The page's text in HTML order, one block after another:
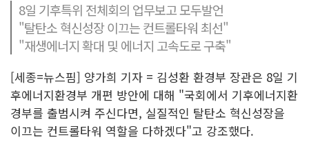
8일 기후특위 전체회의 업무보고 모두발언
"탈탄소 혁신성장 이끄는 컨트롤타워 최선"
"재생에너지 확대 및 에너지 고속도로 구축"
[세종=뉴스핌] 양가희 기자 = 김성환 환경부 장관은 8일 기
후에너지환경부 개편 방안에 대해 "국회에서 기후에너지환
경부를 출범시켜 주신다면, 실질적인 탈탄소 혁신성장을
이끄는 컨트롤타워 역할을 다하겠다"고 강조했다.